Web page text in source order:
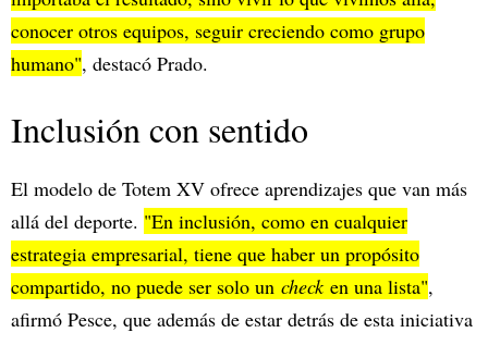
conocer otros equipos, seguir creciendo como grupo
humano", destacó Prado.
Inclusión con sentido
El modelo de Totem XV ofrece aprendizajes que van más
allá del deporte. "En inclusión, como en cualquier
estrategia empresarial, tiene que haber un propósito
compartido, no puede ser solo un check en una lista",
afirmó Pesce, que además de estar detrás de esta iniciativa